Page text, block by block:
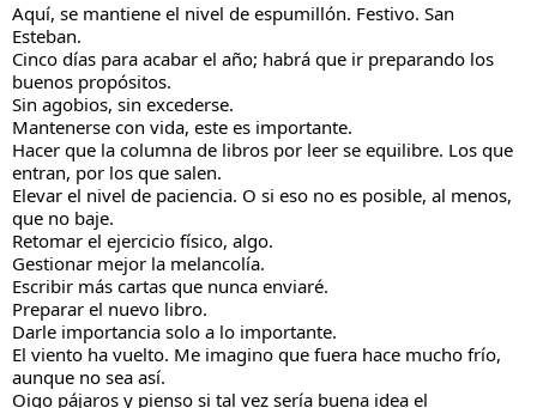
Aquí, se mantiene el nivel de espumillón. Festivo. San
Esteban.
Cinco días para acabar el año; habrá que ir preparando los
buenos propósitos.
Sin agobios, sin excederse.
Mantenerse con vida, este es importante.
Hacer que la columna de libros por leer se equilibre. Los que
entran, por los que salen.
Elevar el nivel de paciencia. O si eso no es posible, al menos,
que no baje.
Retomar el ejercicio físico, algo.
Gestionar mejor la melancolía.
Escribir más cartas que nunca enviaré.
Preparar el nuevo libro.
Darle importancia solo a lo importante.
El viento ha vuelto. Me imagino que fuera hace mucho frío,
aunque no sea así.
Oigo pájaros y pienso si tal vez sería buena idea el